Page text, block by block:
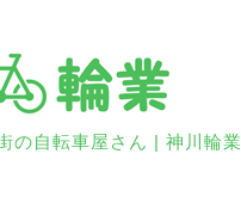
の自転車屋さん | 神川輪業